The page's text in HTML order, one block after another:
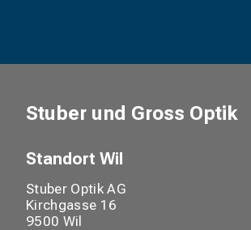
Stuber und Gross Optik
Standort Wil
Stuber Optik AG
Kirchgasse 16
9500 Wil